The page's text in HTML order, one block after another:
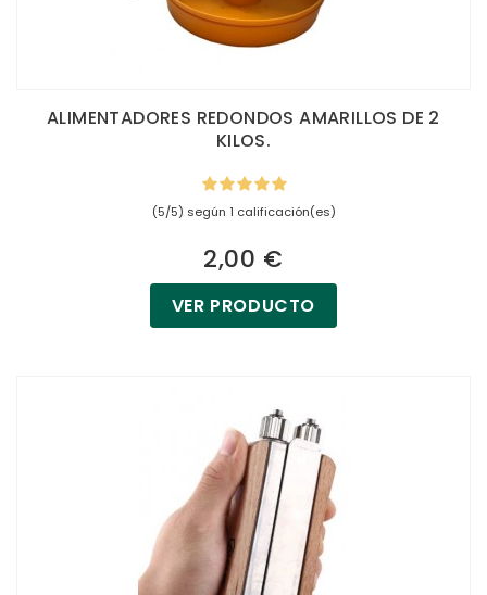
ALIMENTADORES REDONDOS AMARILLOS DE 2
KILOS.
(5/5) según 1 calificación(es)
2,00 €
VER PRODUCTO